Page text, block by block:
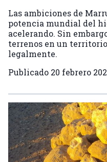
Las ambiciones de
potencia mundial del
acelerando. Sin
terrenos en un
legalmente.
Publicado 20 febrero